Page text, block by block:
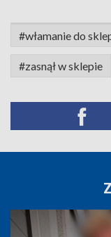
#włamanie do
#zasnął w sklepie